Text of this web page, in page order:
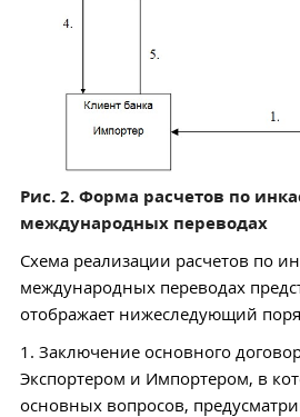
Рис. 2. Форма расчетов по
международных переводах
Схема реализации расчетов по
международных переводах
отображает нижеследующий
1. Заключение основного
Экспортером и Импортером, в
основных вопросов,